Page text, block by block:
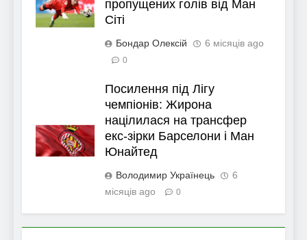
пропущених голів від Ман
Сіті
Бондар Олексій 6 місяців ago
0
Посилення під Лігу
чемпіонів: Жирона
націлилася на трансфер
екс-зірки Барселони і Ман
Юнайтед
Володимир Українець
6
місяців ago
0